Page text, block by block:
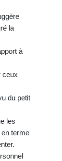
la
à
ceux
du petit
les
terme